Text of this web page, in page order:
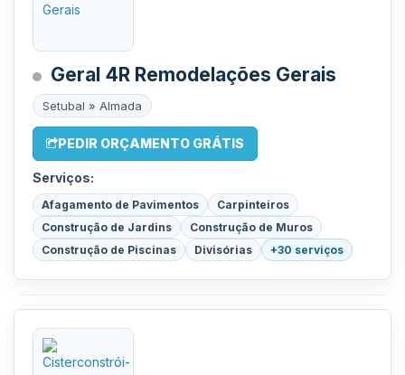
Geral 4R Remodelações Gerais
Setubal » Almada
PEDIR ORÇAMENTO GRÁTIS
Serviços:
Afagamento de Pavimentos
Carpinteiros
Construção de Jardins
Construção de Muros
Construção de Piscinas
Divisórias +30 serviços